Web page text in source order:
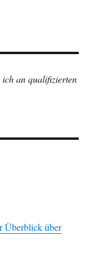
an qualifizierten
Überblick über